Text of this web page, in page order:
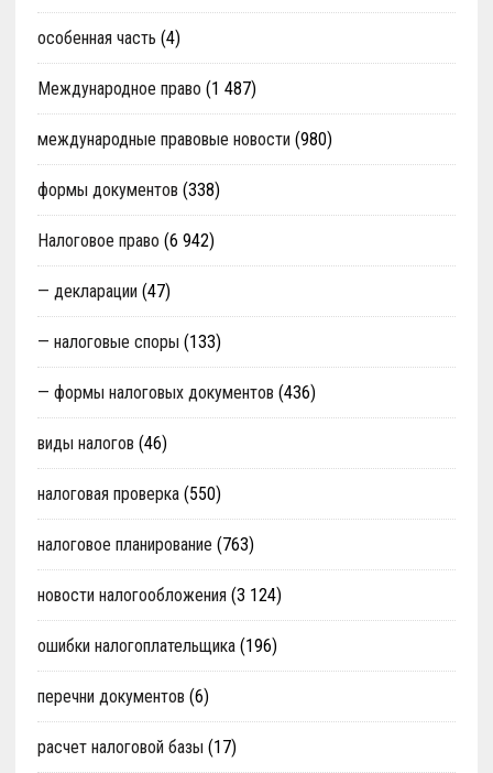
особенная часть (4)
Международное право (1 487)
международные правовые новости (980)
формы документов (338)
Налоговое право (6 942)
— декларации (47)
— налоговые споры (133)
— формы налоговых документов (436)
виды налогов (46)
налоговая проверка(550)
налоговое планирование (763)
новости налогообложения (3 124)
ошибки налогоплательщика(196)
перечни документов (6)
расчет налоговой базы (17)